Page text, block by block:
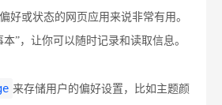
好或状态的网页应用来说非常有用。
”，让你可以随时记录和读取信息。
来存储用户的偏好设置，比如主题颜